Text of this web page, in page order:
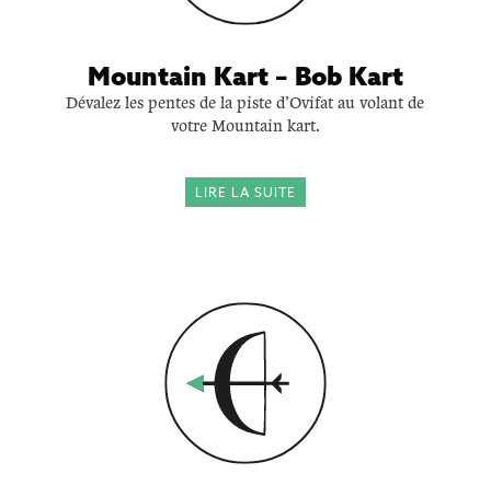
Mountain Kart – Bob Kart
Dévalez les pentes de la piste d’Ovifat au volant de
votre Mountain kart.
LIRE LA SUITE